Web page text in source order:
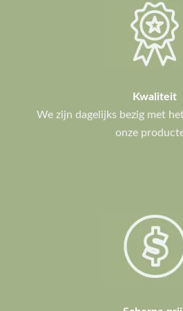
We zijn dagelijks bezig met
onze